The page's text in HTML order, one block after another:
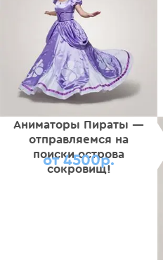
Аниматоры Пираты —
отправляемся на
поиски острова
сокровищ!
от 4500р.